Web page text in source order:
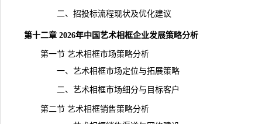
二、招投标流程现状及优化建议
第十二章 2026年中国艺术相框企业发展策略分析
第一节 艺术相框市场策略分析
一、艺术相框市场定位与拓展策略
二、艺术相框市场细分与目标客户
第二节 艺术相框销售策略分析